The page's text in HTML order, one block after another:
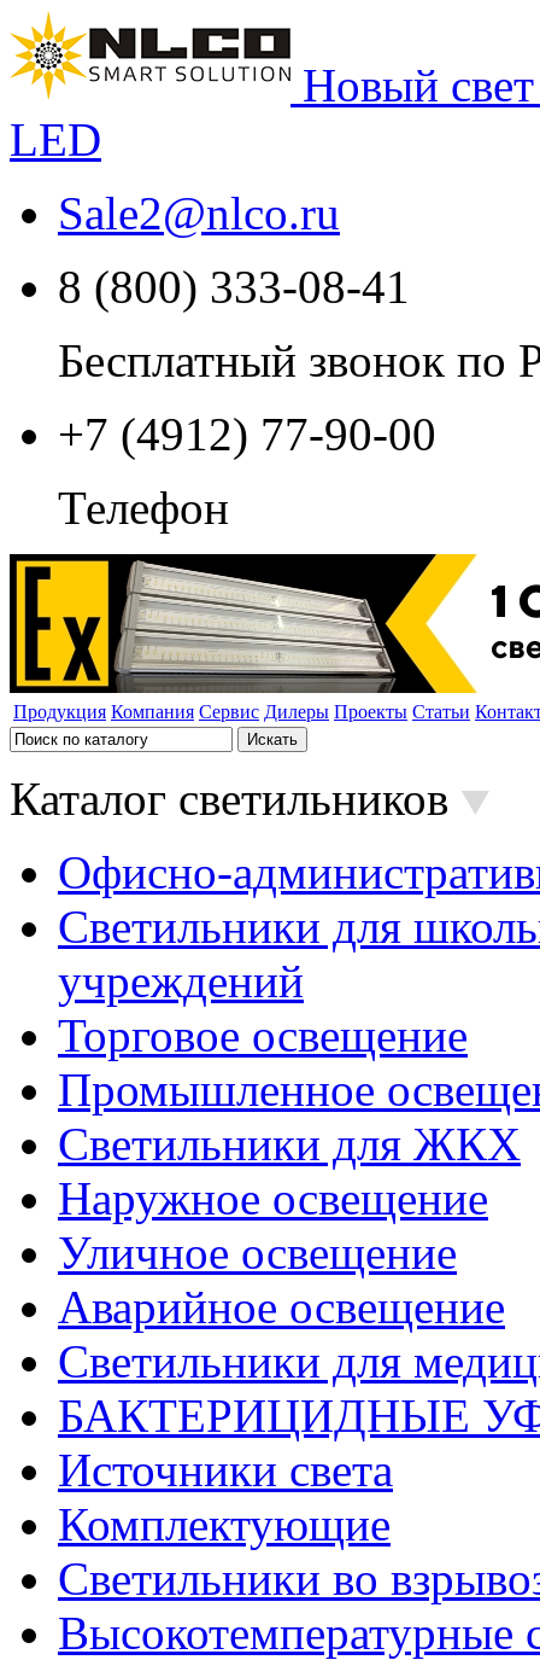
Новый
LED
Sale2@nlco.ru
8 (800) 333-08-41
Бесплатный звонок по
+7 (4912) 77-90-00
Телефон
Продукция Компания Сервис Дилеры Проекты Статьи
Каталог светильников
Офисно-
Светильники для
учреждений
Торговое освещение
Промышленное
Светильники для ЖКХ
Наружное освещение
Уличное освещение
Аварийное освещение
Светильники для
БАКТЕРИЦИДНЫЕ
Источники света
Комплектующие
Светильники во
Высокотемпературные